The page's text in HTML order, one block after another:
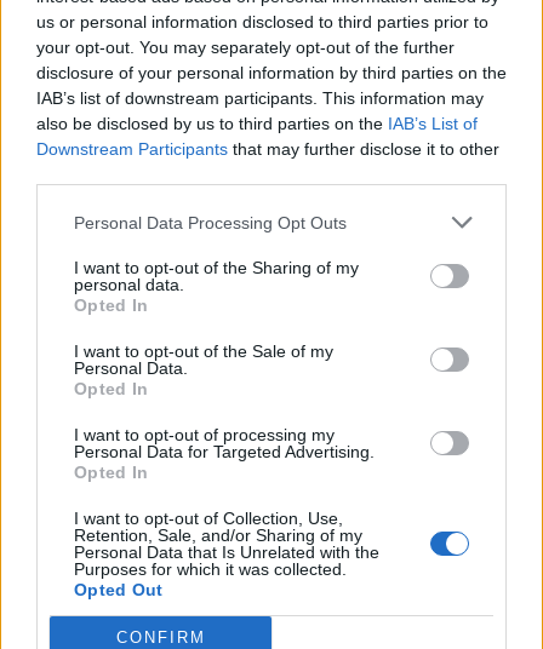
us or personal information disclosed to third parties prior to
your opt-out. You may separately opt-out of the further
disclosure of your personal information by third parties on the
IAB’s list of downstream participants. This information may
also be disclosed by us to third parties on the IAB’s List of
Downstream Participants that may further disclose it to other
Personal Data Processing Opt Outs
I want to opt-out of the Sharing of my
personal data.
Opted In
I want to opt-out of the Sale of my
Personal Data.
Opted In
I want to opt-out of processing my
Personal Data for Targeted Advertising.
Opted In
I want to opt-out of Collection, Use,
Retention, Sale, and/or Sharing of my
Personal Data that Is Unrelated with the
Purposes for which it was collected.
Opted Out
CONFIRM
Изкуствен интелект за първи път
07.08.2026 / 15:30